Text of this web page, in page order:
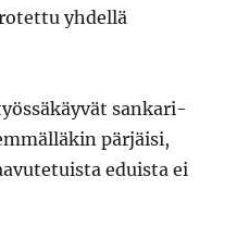
yhdellä
sankari-
pärjäisi,
eduista ei